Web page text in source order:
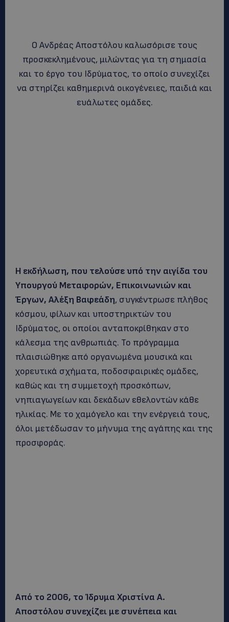
Ο Ανδρέας Αποστόλου καλωσόρισε τους
προσκεκλημένους, μιλώντας για τη σημασία
και το έργο του Ιδρύματος, το οποίο συνεχίζει
να στηρίζει καθημερινά οικογένειες, παιδιά και
ευάλωτες ομάδες.
Η εκδήλωση, που τελούσε υπό την αιγίδα του
Υπουργού Μεταφορών, Επικοινωνιών και
Έργων, Αλέξη Βαφεάδη, συγκέντρωσε πλήθος
κόσμου, φίλων και υποστηρικτών του
Ιδρύματος, οι οποίοι ανταποκρίθηκαν στο
κάλεσμα της ανθρωπιάς. Το πρόγραμμα
πλαισιώθηκε από οργανωμένα μουσικά και
χορευτικά σχήματα, ποδοσφαιρικές ομάδες,
καθώς και τη συμμετοχή προσκόπων,
νηπιαγωγείων και δεκάδων εθελοντών κάθε
ηλικίας. Με το χαμόγελο και την ενέργειά τους,
όλοι μετέδωσαν το μήνυμα της αγάπης και της
προσφοράς.
Από το 2006, το Ίδρυμα Χριστίνα Α.
Αποστόλου συνεχίζει με συνέπεια και